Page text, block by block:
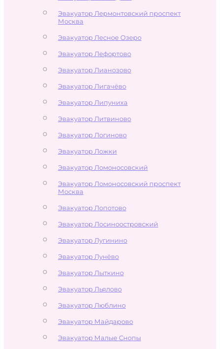
Эвакуатор Лермонтовский проспект
Москва
Эвакуатор Лесное Озеро
Эвакуатор Лефортово
Эвакуатор Лианозово
Эвакуатор Лигачёво
Эвакуатор Липуниха
Эвакуатор Литвиново
Эвакуатор Логиново
Эвакуатор Ложки
Эвакуатор Ломоносовский
Эвакуатор Ломоносовский проспект
Москва
Эвакуатор Лопотово
Эвакуатор Лосиноостровский
Эвакуатор Лугинино
Эвакуатор Лунёво
Эвакуатор Лыткино
Эвакуатор Льялово
Эвакуатор Люблино
Эвакуатор Майдарово
Эвакуатор Малые Снопы